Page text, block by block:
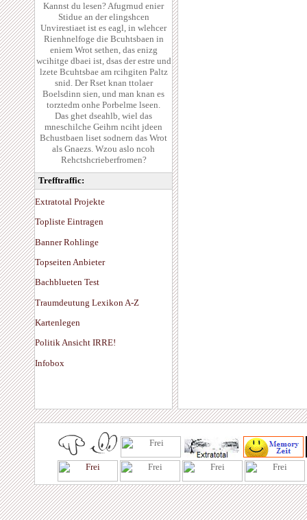
Kannst du lesen? Afugrnud enier
Stidue an der elingshcen
Unvirestiaet ist es eagl, in wlehcer
Rienhnelfoge die Bcuhtsbaen in
eniem Wrot sethen, das enizg
wcihitge dbaei ist, dsas der estre und
lzete Bcuhtsbae am rcihgiten Paltz
snid. Der Rset knan ttolaer
Boelsdinn sien, und man knan es
torztedm onhe Porbelme lseen.
Das ghet dseahlb, wiel das
mneschilche Geihrn nciht jdeen
Bchustbaen liset sodnern das Wrot
als Gnaezs. Wzou aslo ncoh
Rehctshcrieberfromen?
Trefftraffic:
Extratotal Projekte
Topliste Eintragen
Banner Rohlinge
Topseiten Anbieter
Bachblueten Test
Traumdeutung Lexikon A-Z
Kartenlegen
Politik Ansicht IRRE!
Infobox